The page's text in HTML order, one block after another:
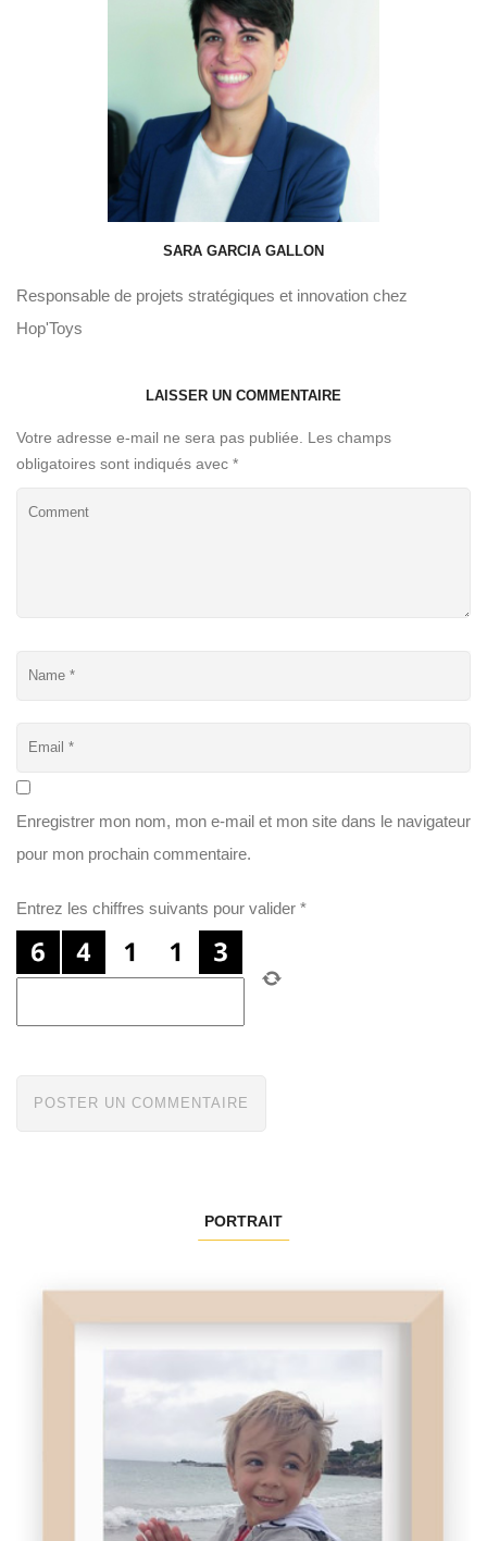
SARA GARCIA GALLON
Responsable de projets stratégiques et innovation chez
Hop'Toys
LAISSER UN COMMENTAIRE
Votre adresse e-mail ne sera pas publiée.
Les champs
obligatoires sont indiqués avec *
Enregistrer mon nom, mon e-mail et mon site dans le navigateur
pour mon prochain commentaire.
Entrez les chiffres suivants pour valider *
PORTRAIT